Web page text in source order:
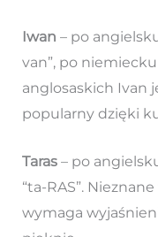
Iwan – po
van”, po niemiecku
anglosaskich Ivan
popularny dzięki
Taras– po
“ta-RAS”.
wymaga